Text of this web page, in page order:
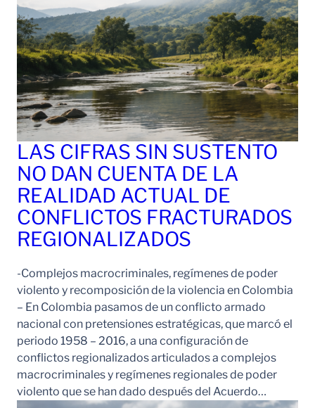
LAS CIFRAS SIN SUSTENTO
NO DAN CUENTA DE LA
REALIDAD ACTUAL DE
CONFLICTOS FRACTURADOS
REGIONALIZADOS
-Complejos macrocriminales, regímenes de poder
violento y recomposición de la violencia en Colombia
– En Colombia pasamos de un conflicto armado
nacional con pretensiones estratégicas, que marcó el
periodo 1958 – 2016, a una configuración de
conflictos regionalizados articulados a complejos
macrocriminales y regímenes regionales de poder
violento que se han dado después del Acuerdo…